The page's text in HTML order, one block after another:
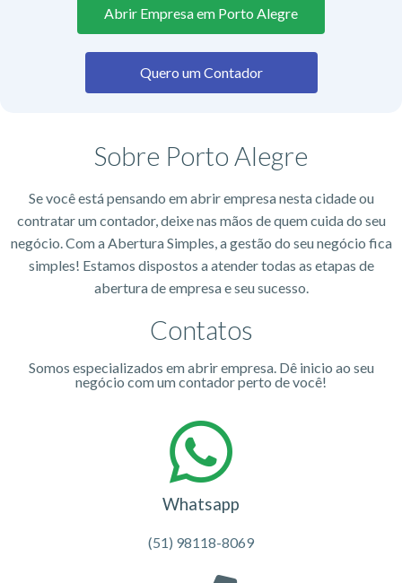
Abrir Empresa em Porto Alegre
Quero um Contador
Sobre Porto Alegre
Se você está pensando em abrir empresa nesta cidade ou
contratar um contador, deixe nas mãos de quem cuida do seu
negócio. Com a Abertura Simples, a gestão do seu negócio fica
simples! Estamos dispostos a atender todas as etapas de
abertura de empresa e seu sucesso.
Contatos
Somos especializados em abrir empresa. Dê inicio ao seu
negócio com um contador perto de você!
Whatsapp
(51) 98118-8069